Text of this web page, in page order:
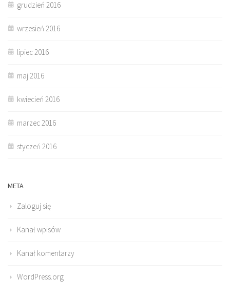
grudzień 2016
wrzesień 2016
lipiec 2016
maj 2016
kwiecień 2016
marzec 2016
styczeń 2016
META
Zaloguj się
Kanał wpisów
Kanał komentarzy
WordPress.org